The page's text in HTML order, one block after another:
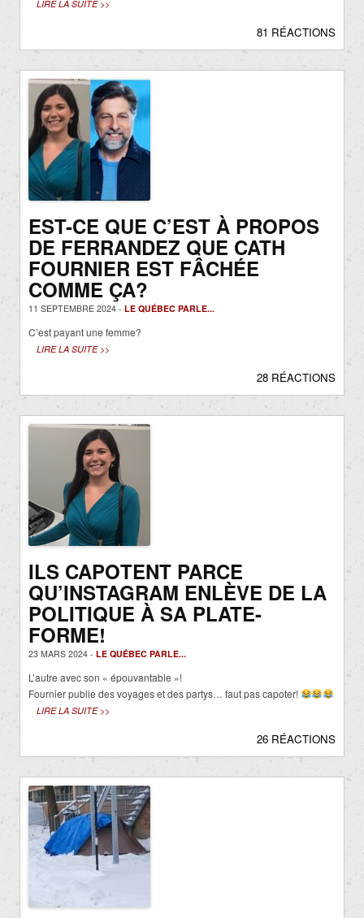
LIRE LA SUITE >>
81 RÉACTIONS
EST-CE QUE C’EST À PROPOS
DE FERRANDEZ QUE CATH
FOURNIER EST FÂCHÉE
COMME ÇA?
11 SEPTEMBRE 2024 - LE QUÉBEC PARLE...
C’est payant une femme?
LIRE LA SUITE >>
28 RÉACTIONS
ILS CAPOTENT PARCE
QU’INSTAGRAM ENLÈVE DE LA
POLITIQUE À SA PLATE-
FORME!
23 MARS 2024 - LE QUÉBEC PARLE...
L’autre avec son « épouvantable »!
Fournier publie des voyages et des partys… faut pas capoter!
LIRE LA SUITE >>
26 RÉACTIONS